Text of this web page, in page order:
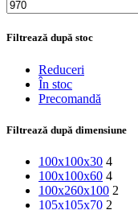
Filtrează după stoc
Reduceri
În stoc
Precomandă
Filtrează după dimensiune
100x100x30 4
100x100x60 4
100x260x100 2
105x105x70 2